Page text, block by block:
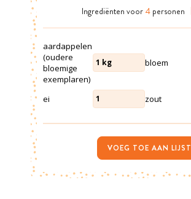
Ingrediënten voor 4 personen
aardappelen
(oudere
bloemige
exemplaren)
1 kg bloem
ei 1 zout
VOEG TOE AAN LIJST